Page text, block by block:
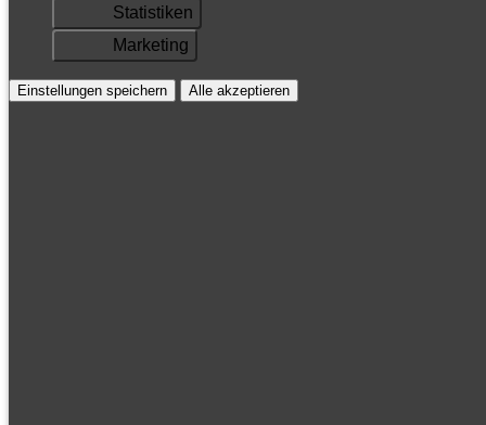
Statistiken
Marketing
Einstellungen speichern Alle akzeptieren